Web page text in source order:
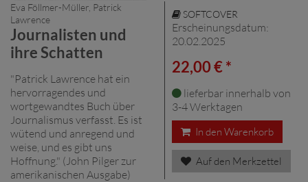
Eva Föllmer-Müller, Patrick
Lawrence
Journalisten und
ihre Schatten
"Patrick Lawrence hat ein
hervorragendes und
wortgewandtes Buch über
Journalismus verfasst. Es ist
wütend und anregend und
weise, und es gibt uns
Hoffnung." (John Pilger zur
amerikanischen Ausgabe)
SOFTCOVER
Erscheinungsdatum:
20.02.2025
22,00 € *
lieferbar innerhalb von
3-4 Werktagen
In den Warenkorb
Auf den Merkzettel